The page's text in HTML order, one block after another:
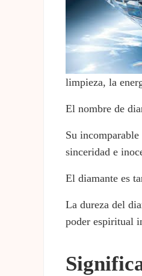
limpieza, la
El nombre de
Su
sinceridad e
El diamante es
La dureza del
poder espiritual